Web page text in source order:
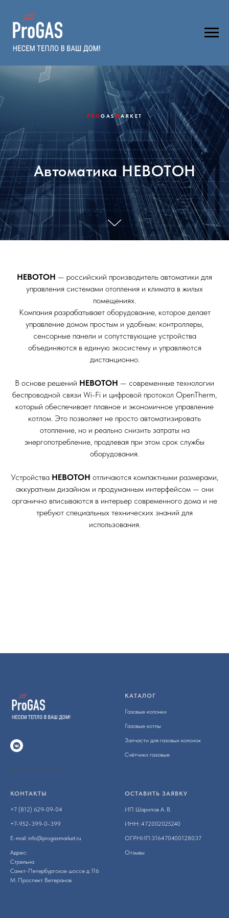
PROGASMARKET
Автоматика НЕВОТОН
НЕВОТОН — российский производитель автоматики для
управления системами отопления и климата в жилых
помещениях.
Компания разрабатывает оборудование, которое делает
управление домом простым и удобным: контроллеры,
сенсорные панели и сопутствующие устройства
объединяются в единую экосистему и управляются
дистанционно.
В основе решений НЕВОТОН — современные технологии
беспроводной связи Wi-Fi и цифровой протокол OpenTherm,
который обеспечивает плавное и экономичное управление
котлом. Это позволяет не просто автоматизировать
отопление, но и реально снизить затраты на
энергопотребление, продлевая при этом срок службы
оборудования.
Устройства НЕВОТОН отличаются компактными размерами,
аккуратным дизайном и продуманным интерфейсом — они
органично вписываются в интерьер современного дома и не
требуют специальных технических знаний для
использования.
© 2024 Progasmarket
КАТАЛОГ
Газовые колонки
Газовые котлы
Запчасти для газовых колонок
Счётчики газовые
КОНТАКТЫ
+7 (812) 629-09-04
+7-952-399-0-399
E-mail: info@progasmarket.ru
Адрес:
Стрельна
Санкт-Петербургское шоссе д 116
М. Проспект Ветеранов
ОСТАВИТЬ ЗАЯВКУ
ИП Шарипов А. В.
ИНН: 472002025240
ОГРНИП:316470400128037
Отзывы